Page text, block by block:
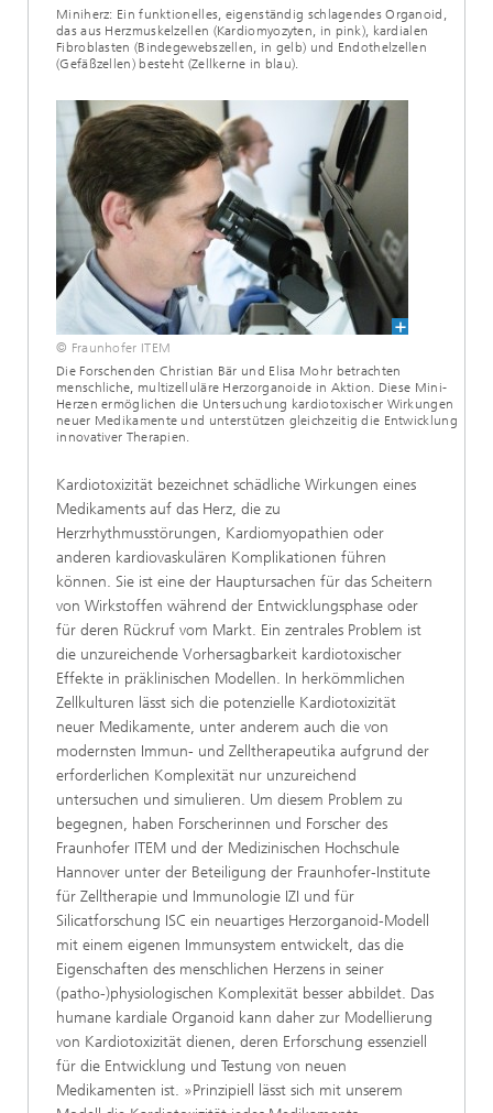
Miniherz: Ein funktionelles, eigenständig schlagendes Organoid,
das aus Herzmuskelzellen (Kardiomyozyten, in pink), kardialen
Fibroblasten (Bindegewebszellen, in gelb) und Endothelzellen
(Gefäßzellen) besteht (Zellkerne in blau).
© Fraunhofer ITEM
Die Forschenden Christian Bär und Elisa Mohr betrachten
menschliche, multizelluläre Herzorganoide in Aktion. Diese Mini-
Herzen ermöglichen die Untersuchung kardiotoxischer Wirkungen
neuer Medikamente und unterstützen gleichzeitig die Entwicklung
innovativer Therapien.
Kardiotoxizität bezeichnet schädliche Wirkungen eines
Medikaments auf das Herz, die zu
Herzrhythmusstörungen, Kardiomyopathien oder
anderen kardiovaskulären Komplikationen führen
können. Sie ist eine der Hauptursachen für das Scheitern
von Wirkstoffen während der Entwicklungsphase oder
für deren Rückruf vom Markt. Ein zentrales Problem ist
die unzureichende Vorhersagbarkeit kardiotoxischer
Effekte in präklinischen Modellen. In herkömmlichen
Zellkulturen lässt sich die potenzielle Kardiotoxizität
neuer Medikamente, unter anderem auch die von
modernsten Immun- und Zelltherapeutika aufgrund der
erforderlichen Komplexität nur unzureichend
untersuchen und simulieren. Um diesem Problem zu
begegnen, haben Forscherinnen und Forscher des
Fraunhofer ITEM und der Medizinischen Hochschule
Hannover unter der Beteiligung der Fraunhofer-Institute
für Zelltherapie und Immunologie IZI und für
Silicatforschung ISC ein neuartiges Herzorganoid-Modell
mit einem eigenen Immunsystem entwickelt, das die
Eigenschaften des menschlichen Herzens in seiner
(patho-)physiologischen Komplexität besser abbildet. Das
humane kardiale Organoid kann daher zur Modellierung
von Kardiotoxizität dienen, deren Erforschung essenziell
für die Entwicklung und Testung von neuen
Medikamenten ist. »Prinzipiell lässt sich mit unserem